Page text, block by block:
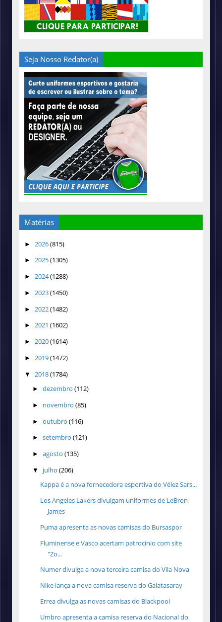
Seja Nosso Redator(a)
Matérias
► 2026(815)
► 2025(1305)
► 2024(1288)
► 2023(1450)
► 2022(1482)
► 2021 (1602)
► 2020(1614)
► 2019(1472)
▼ 2018(1784)
► dezembro (112)
► novembro (85)
► outubro (116)
► setembro (121)
► agosto (135)
▼ julho (206)
Kappa é a nova fornecedora esportiva do Vélez Sars...
Los Angeles Lakers divulgam uniformes de LeBron
James
Puma apresenta as novas camisas do Bursaspor
Fluminense e Vasco acertam patrocínio com site
"Zo...
Numer divulga a nova terceira camisa do Vila Nova
Nike lança a nova camisa reserva do Galatasaray
Errea divulga as novas camisas do Blackpool
Umbro apresenta a camisa reserva do Nacional do